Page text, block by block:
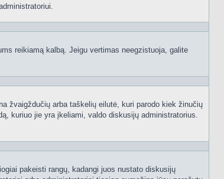
reikiamą kalbą. Jeigu vertimas neegzistuoja, galite
žvaigždučių arba taškelių eilutė, kuri parodo kiek žinučių
kuriuo jie yra įkeliami, valdo diskusijų administratorius.
pakeisti rangų, kadangi juos nustato diskusijų